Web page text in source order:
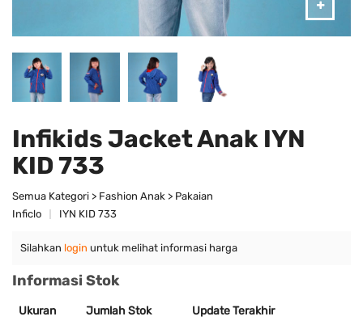
Infikids Jacket Anak IYN
KID 733
Semua Kategori > Fashion Anak > Pakaian
Inficlo
IYN KID 733
Silahkan login untuk melihat informasi harga
Informasi Stok
Ukuran Jumlah Stok Update Terakhir